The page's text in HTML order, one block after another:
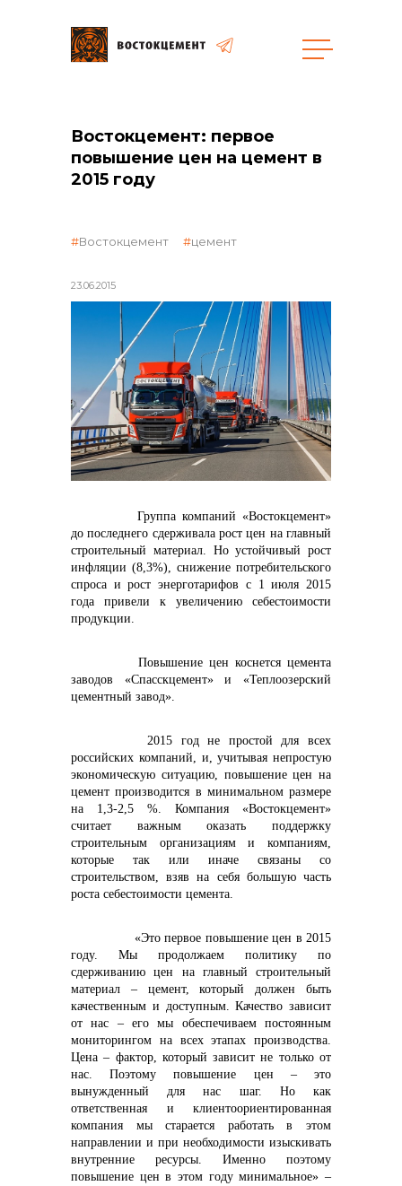
Закупки
общая информация
реализация неликвидов
контакты отдела закупок
Контакты
info@vostokcement.ru
Востокцемент: первое
повышение цен на цемент в
2015 году
23.06.2015
Востокцемент цемент
Группа компаний «Востокцемент»
до последнего сдерживала рост цен на главный
строительный материал. Но устойчивый рост
инфляции (8,3%), снижение потребительского
спроса и рост энерготарифов с 1 июля 2015
года привели к увеличению себестоимости
продукции.
Повышение цен коснется цемента
заводов «Спасскцемент» и «Теплоозерский
цементный завод».
2015 год не простой для всех
российских компаний, и, учитывая непростую
экономическую ситуацию, повышение цен на
цемент производится в минимальном размере
на 1,3-2,5 %. Компания «Востокцемент»
считает важным оказать поддержку
строительным организациям и компаниям,
которые так или иначе связаны со
строительством, взяв на себя большую часть
роста себестоимости цемента.
«Это первое повышение цен в 2015
году. Мы продолжаем политику по
сдерживанию цен на главный строительный
материал – цемент, который должен быть
качественным и доступным. Качество зависит
от нас – его мы обеспечиваем постоянным
мониторингом на всех этапах производства.
Цена – фактор, который зависит не только от
нас. Поэтому повышение цен – это
вынужденный для нас шаг. Но как
ответственная и клиентоориентированная
компания мы старается работать в этом
направлении и при необходимости изыскивать
внутренние ресурсы. Именно поэтому
повышение цен в этом году минимальное» –